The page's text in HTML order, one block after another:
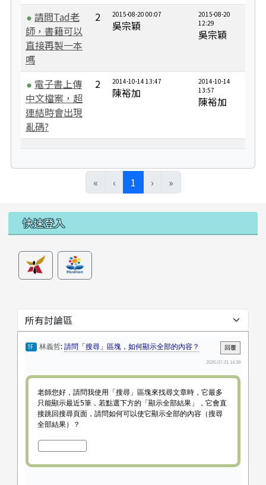
請問Tad老
師，書籍可以
直接再製一本
嗎
2 2015-08-20 00:07
吳宗穎
2015-08-20
12:29
吳宗穎
電子書上傳
中文檔案，超
連結時會出現
亂碼?
2 2014-10-14 13:47
陳裕加
2014-10-14
13:57
陳裕加
« ‹ 1 (目前頁次)
› »
左邊區域內容
快速登入